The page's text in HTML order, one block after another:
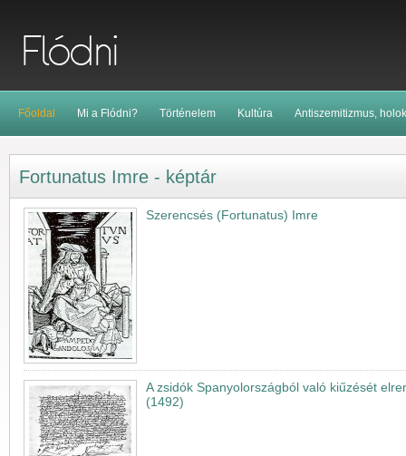
Főoldal Mi a Flódni? Történelem Kultúra Antiszemitizmus,
Fortunatus Imre - képtár
Szerencsés (Fortunatus) Imre
A zsidók Spanyolországból való kiűzését
(1492)